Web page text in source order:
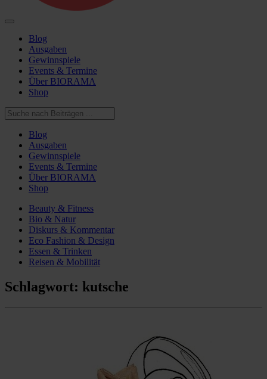
Blog
Ausgaben
Gewinnspiele
Events & Termine
Über BIORAMA
Shop
Blog
Ausgaben
Gewinnspiele
Events & Termine
Über BIORAMA
Shop
Beauty & Fitness
Bio & Natur
Diskurs & Kommentar
Eco Fashion & Design
Essen & Trinken
Reisen & Mobilität
Schlagwort: kutsche